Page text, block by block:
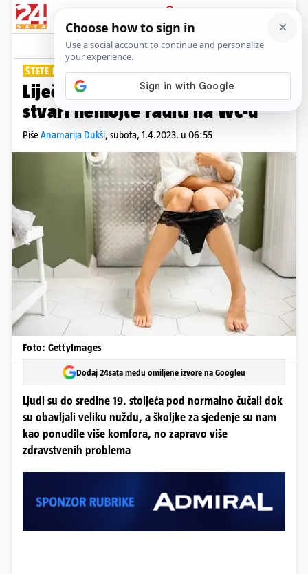
PRIJAVA
Lifestyle Komentari
ŠTETE PROBAVI
Liječnici savjetuju: 'Ove dvije
stvari nemojte raditi na WC-u'
PišeAnamarija Dukši, subota, 1.4.2023. u 06:55
Foto: GettyImages
Dodaj 24sata među omiljene izvore na Googleu
Ljudi su do sredine 19. stoljeća pod normalno čučali dok
su obavljali veliku nuždu, a školjke za sjedenje su nam
kao ponudile više komfora, no zapravo više
zdravstvenih problema